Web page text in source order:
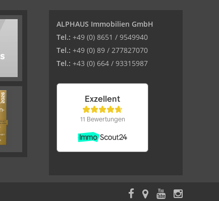
ALPHAUS Immobilien GmbH
Tel.: +49 (0) 8651 / 9549940
Tel.: +49 (0) 89 / 277827070
Tel.: +43 (0) 664 / 93315987